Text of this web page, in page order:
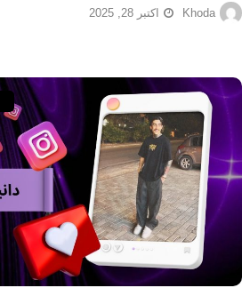
Khoda اکتبر 28, 2025